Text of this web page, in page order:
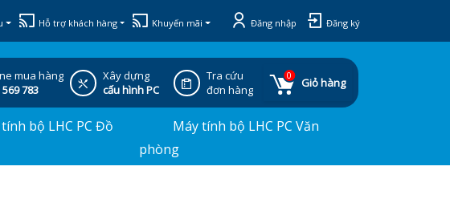
Hỗ trợ khách hàng Khuyến mãi Đăng nhập Đăng ký
mua hàng
783
Xây dựng
cấu hình PC
Tra cứu
đơn hàng
0
Giỏ hàng
bộ LHC PC Đồ
Máy tính bộ LHC PC Văn
phòng